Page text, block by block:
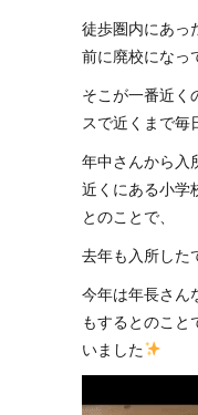
徒歩圏内にあっ
前に廃校になっ
そこが一番近く
スで近くまで毎
年中さんから入
近くにある小学
とのことで、
去年も入所した
今年は年長さん
もするとのこと
いました